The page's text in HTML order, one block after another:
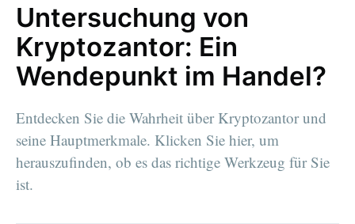
Untersuchung von
Kryptozantor: Ein
Wendepunkt im Handel?
Entdecken Sie die Wahrheit über Kryptozantor und
seine Hauptmerkmale. Klicken Sie hier, um
herauszufinden, ob es das richtige Werkzeug für Sie
ist.